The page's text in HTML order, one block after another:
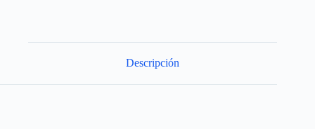
Descripción